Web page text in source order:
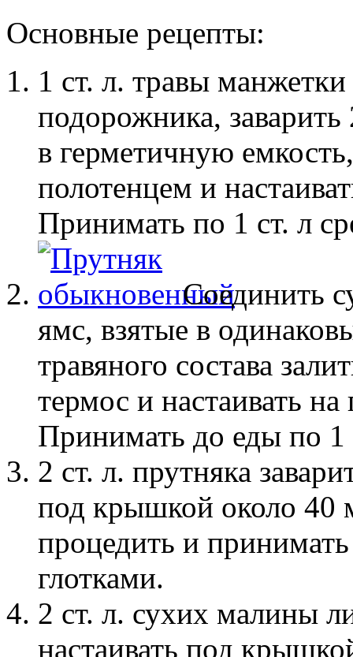
Основные рецепты:
1 ст. л. травы
подорожника,
в герметичную
полотенцем и
Принимать по 1 ст. л
Соединить
ямс, взятые в
травяного состава
термос и настаивать
Принимать до еды по 1
2 ст. л. прутняка
под крышкой около 40
процедить и
глотками.
2 ст. л. сухих малины
настаивать под